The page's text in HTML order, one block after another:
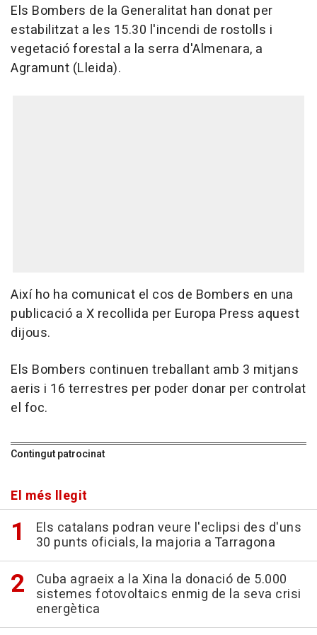
Els Bombers de la Generalitat han donat per
estabilitzat a les 15.30 l'incendi de rostolls i
vegetació forestal a la serra d'Almenara, a
Agramunt (Lleida).
Així ho ha comunicat el cos de Bombers en una
publicació a X recollida per Europa Press aquest
dijous.
Els Bombers continuen treballant amb 3 mitjans
aeris i 16 terrestres per poder donar per controlat
el foc.
Contingut patrocinat
El més llegit
Els catalans podran veure l'eclipsi des d'uns
30 punts oficials, la majoria a Tarragona
Cuba agraeix a la Xina la donació de 5.000
sistemes fotovoltaics enmig de la seva crisi
energètica